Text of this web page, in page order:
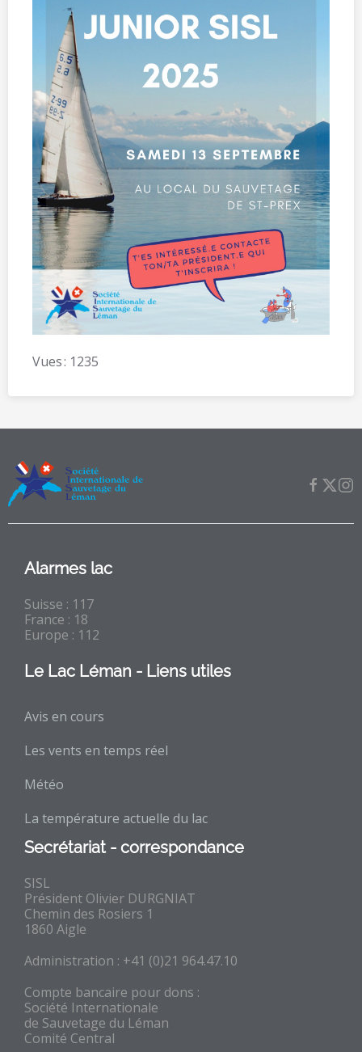
Vues : 1235
Alarmes lac
Suisse : 117
France : 18
Europe : 112
Le Lac Léman - Liens utiles
Avis en cours
Les vents en temps réel
Météo
La température actuelle du lac
Secrétariat - correspondance
SISL
Président Olivier DURGNIAT
Chemin des Rosiers 1
1860 Aigle
Administration : +41 (0)21 964.47.10
Compte bancaire pour dons :
Société Internationale
de Sauvetage du Léman
Comité Central